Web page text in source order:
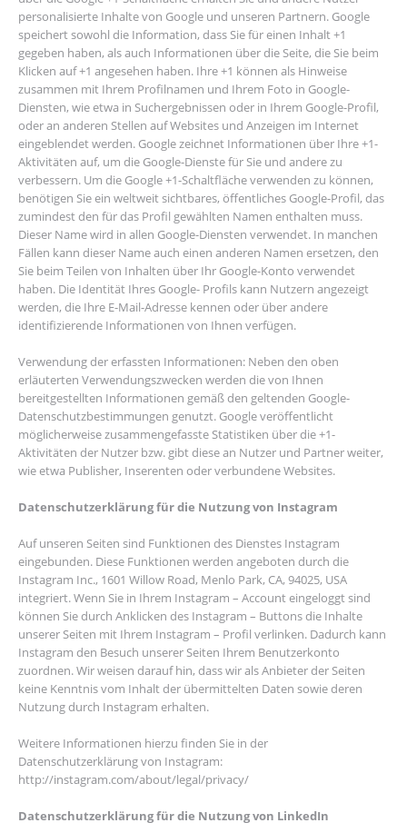
personalisierte Inhalte von Google und unseren Partnern. Google
speichert sowohl die Information, dass Sie für einen Inhalt +1
gegeben haben, als auch Informationen über die Seite, die Sie beim
Klicken auf +1 angesehen haben. Ihre +1 können als Hinweise
zusammen mit Ihrem Profilnamen und Ihrem Foto in Google-
Diensten, wie etwa in Suchergebnissen oder in Ihrem Google-Profil,
oder an anderen Stellen auf Websites und Anzeigen im Internet
eingeblendet werden. Google zeichnet Informationen über Ihre +1-
Aktivitäten auf, um die Google-Dienste für Sie und andere zu
verbessern. Um die Google +1-Schaltfläche verwenden zu können,
benötigen Sie ein weltweit sichtbares, öffentliches Google-Profil, das
zumindest den für das Profil gewählten Namen enthalten muss.
Dieser Name wird in allen Google-Diensten verwendet. In manchen
Fällen kann dieser Name auch einen anderen Namen ersetzen, den
Sie beim Teilen von Inhalten über Ihr Google-Konto verwendet
haben. Die Identität Ihres Google- Profils kann Nutzern angezeigt
werden, die Ihre E-Mail-Adresse kennen oder über andere
identifizierende Informationen von Ihnen verfügen.
Verwendung der erfassten Informationen: Neben den oben
erläuterten Verwendungszwecken werden die von Ihnen
bereitgestellten Informationen gemäß den geltenden Google-
Datenschutzbestimmungen genutzt. Google veröffentlicht
möglicherweise zusammengefasste Statistiken über die +1-
Aktivitäten der Nutzer bzw. gibt diese an Nutzer und Partner weiter,
wie etwa Publisher, Inserenten oder verbundene Websites.
Datenschutzerklärung für die Nutzung von Instagram
Auf unseren Seiten sind Funktionen des Dienstes Instagram
eingebunden. Diese Funktionen werden angeboten durch die
Instagram Inc., 1601 Willow Road, Menlo Park, CA, 94025, USA
integriert. Wenn Sie in Ihrem Instagram – Account eingeloggt sind
können Sie durch Anklicken des Instagram – Buttons die Inhalte
unserer Seiten mit Ihrem Instagram – Profil verlinken. Dadurch kann
Instagram den Besuch unserer Seiten Ihrem Benutzerkonto
zuordnen. Wir weisen darauf hin, dass wir als Anbieter der Seiten
keine Kenntnis vom Inhalt der übermittelten Daten sowie deren
Nutzung durch Instagram erhalten.
Weitere Informationen hierzu finden Sie in der
Datenschutzerklärung von Instagram:
http://instagram.com/about/legal/privacy/
Datenschutzerklärung für die Nutzung von LinkedIn